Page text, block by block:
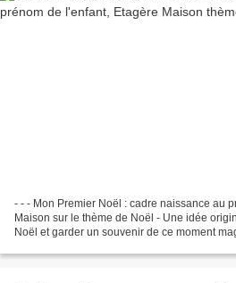
- - - Mon Premier Noël : cadre naissance au
Maison sur le thème de Noël - Une idée
Noël et garder un souvenir de ce moment